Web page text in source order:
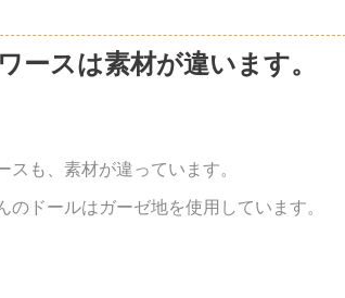
ースは素材が違います。
スも、素材が違っています。
のドールはガーゼ地を使用しています。